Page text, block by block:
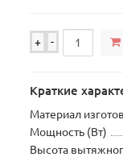
+ -
Краткие
Материал
Мощность (Вт)
Высота